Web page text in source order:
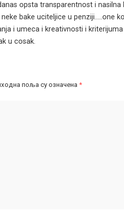
opsta transparentnost i
bake uciteljice u penziji…..one
i umeca i kreativnosti i
u cosak.
поља су означена *